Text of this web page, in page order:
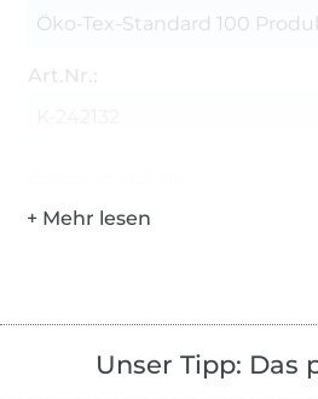
Öko-Tex-Standard 100
Art.Nr.:
Unser Tipp: Das